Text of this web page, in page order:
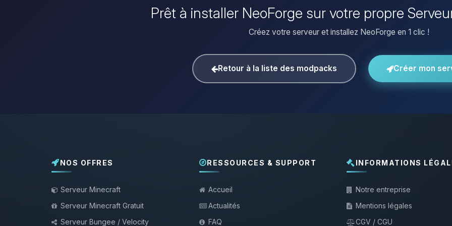
Prêt à installer NeoForge sur votre propre
Créez votre serveur et installez NeoForge en 1 clic !
Retour à la liste des modpacks Créer mon
NOS OFFRES
Serveur Minecraft
Serveur Minecraft Gratuit
Serveur Bungee / Velocity
RESSOURCES & SUPPORT
Accueil
Actualités
FAQ
INFORMATIONS
Notre entreprise
Mentions légales
CGV / CGU